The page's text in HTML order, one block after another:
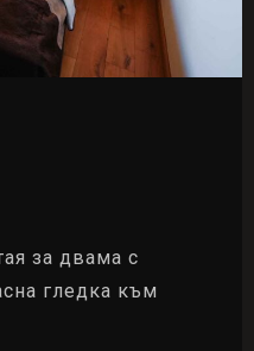
за двама с
гледка към